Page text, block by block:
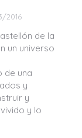
2016
de la
un universo
de una
y
y
y lo